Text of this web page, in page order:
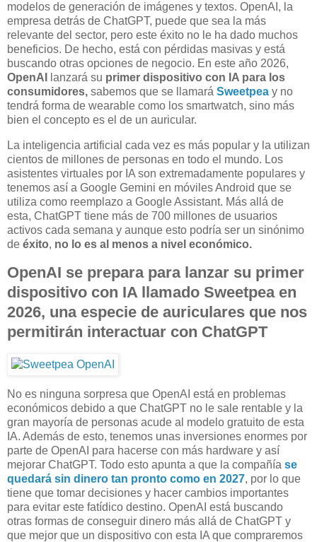
modelos de generación de imágenes y textos. OpenAI, la
empresa detrás de ChatGPT, puede que sea la más
relevante del sector, pero este éxito no le ha dado muchos
beneficios. De hecho, está con pérdidas masivas y está
buscando otras opciones de negocio. En este año 2026,
OpenAI
lanzará su primer dispositivo con IA para los
consumidores, sabemos que se llamará Sweetpea y no
tendrá forma de wearable como los smartwatch, sino más
bien el concepto es el de un auricular.
La inteligencia artificial cada vez es más popular y la utilizan
cientos de millones de personas en todo el mundo. Los
asistentes virtuales por IA son extremadamente populares y
tenemos así a Google Gemini en móviles Android que se
utiliza como reemplazo a Google Assistant. Más allá de
esta, ChatGPT tiene más de 700 millones de usuarios
activos cada semana y aunque esto podría ser un sinónimo
de éxito, no lo es al menos a nivel económico.
OpenAI se prepara para lanzar su primer
dispositivo con IA llamado Sweetpea en
2026, una especie de auriculares que nos
permitirán interactuar con ChatGPT
No es ninguna sorpresa que OpenAI está en problemas
económicos debido a que ChatGPT no le sale rentable y la
gran mayoría de personas acude al modelo gratuito de esta
IA. Además de esto, tenemos unas inversiones enormes por
parte de OpenAI para hacerse con más hardware y así
mejorar ChatGPT. Todo esto apunta a que la compañía se
quedará sin dinero tan pronto como en 2027, por lo que
tiene que tomar decisiones y hacer cambios importantes
para evitar este fatídico destino. OpenAI está buscando
otras formas de conseguir dinero más allá de ChatGPT y
que mejor que un dispositivo con esta IA que compraremos